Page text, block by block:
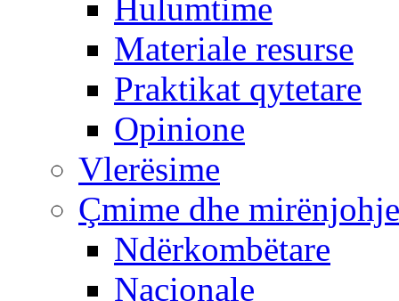
Hulumtime
Materiale resurse
Praktikat qytetare
Opinione
Vlerësime
Çmime dhe mirënjohje
Ndërkombëtare
Nacionale